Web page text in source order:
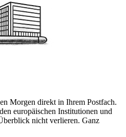
Morgen direkt in Ihrem Postfach.
europäischen Institutionen und
nicht verlieren. Ganz